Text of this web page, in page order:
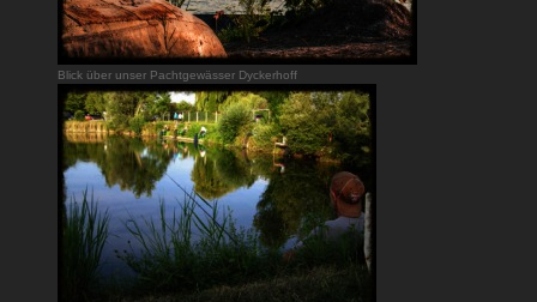
Blick über unser Pachtgewässer Dyckerhoff